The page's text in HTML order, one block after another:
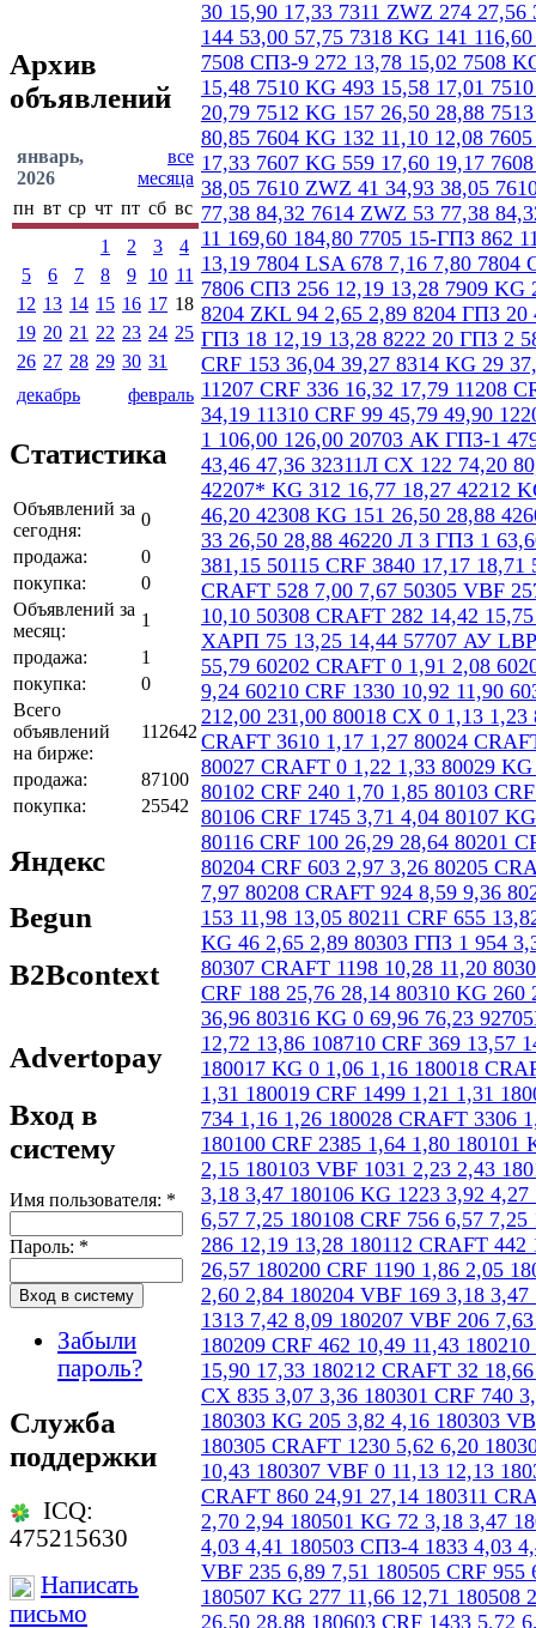
Архив
объявлений
январь,
2026
все
месяца
пн вт ср чт пт сб вс
1
2 3
4
5
6 7 8 9 10 11
12 13 14 15 16 17 18
19 20 21 22 23 24 25
26 27 28 29 30 31
декабрь
февраль
Статистика
Объявлений за
сегодня:
0
продажа:
0
покупка:
0
Объявлений за
месяц:
1
продажа:
1
покупка:
0
Всего
объявлений
на бирже:
112642
продажа:
87100
покупка:
25542
Яндекс
Begun
B2Bcontext
Advertopay
Вход в
систему
Имя пользователя: *
Пароль: *
Забыли
пароль?
Служба
поддержки
ICQ:
475215630
Написать
письмо